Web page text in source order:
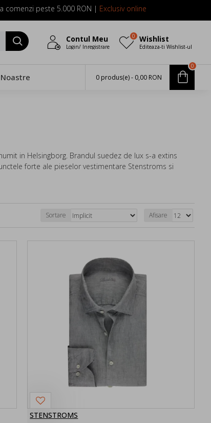
comenzi peste 5.000 RON | Exclusiv online
Contul Meu
Login/ Inregistrare
Wishlist
Editeaza-ti Wishlist-ul
0
0 produs(e) - 0,00 RON
0
in Helsingborg. Brandul suedez de lux s-a extins
forte ale pieselor vestimentare Stenstroms si
Sortare Afisare
STENSTROMS